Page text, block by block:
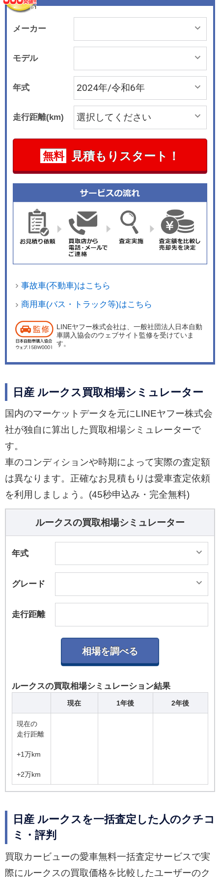
メーカー
モデル
年式
走行距離(km)
無料 見積もりスタート！
事故車(不動車)はこちら
商用車(バス・トラック等)はこちら
LINEヤフー株式会社は、一般社団法人日本自動
車購入協会のウェブサイト監修を受けていま
す。
日産 ルークス買取相場シミュレーター
国内のマーケットデータを元にLINEヤフー株式会
社が独自に算出した買取相場シミュレーターで
す。
車のコンディションや時期によって実際の査定額
は異なります。正確なお見積もりは愛車査定依頼
を利用しましょう。(45秒申込み・完全無料)
ルークスの買取相場シミュレーター
年式
グレード
走行距離
ルークスの買取相場シミュレーション結果
現在 1年後 2年後
現在の
走行距離
+1万km
+2万km
日産 ルークスを一括査定した人のクチコ
ミ・評判
買取カービューの愛車無料一括査定サービスで実
際にルークスの買取価格を比較したユーザーのク